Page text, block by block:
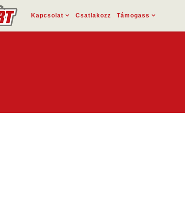
Kapcsolat Csatlakozz Támogass